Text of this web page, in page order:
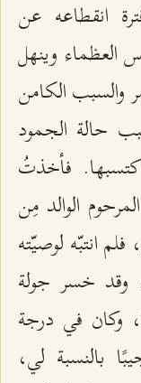
انقطاعه عن
وينهل
والسبب الكامن
حالة الجمود
فأخذتُ
الوالد مِن
انتبّه لوصيّته
وقد خسر جولة
وكان في درجة
بالنسبة لي،